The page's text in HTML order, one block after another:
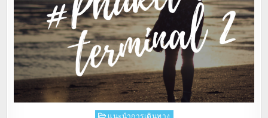
Posted
แนะนำการเดินทาง